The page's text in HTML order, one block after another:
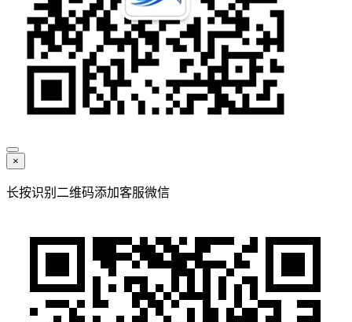
×
长按识别二维码添加客服微信